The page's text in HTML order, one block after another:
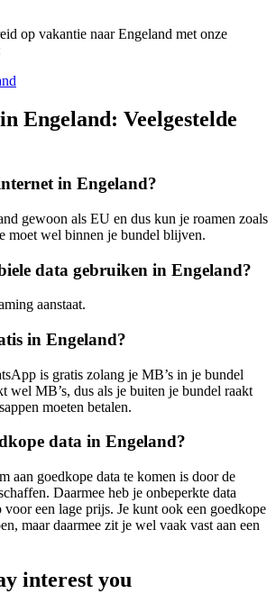
op vakantie naar Engeland met onze
Engeland: Veelgestelde
in Engeland?
gewoon als EU en dus kun je roamen zoals
moet wel binnen je bundel blijven.
data gebruiken in Engeland?
aanstaat.
in Engeland?
is gratis zolang je MB’s in je bundel
wel MB’s, dus als je buiten je bundel raakt
moeten betalen.
data in Engeland?
aan goedkope data te komen is door de
Daarmee heb je onbeperkte data
voor een lage prijs. Je kunt ook een goedkope
maar daarmee zit je wel vaak vast aan een
interest you